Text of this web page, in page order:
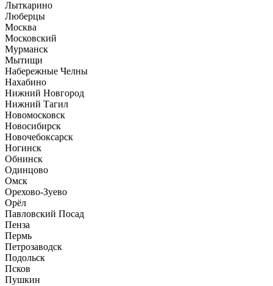
Лыткарино
Люберцы
Москва
Московский
Мурманск
Мытищи
Набережные Челны
Нахабино
Нижний Новгород
Нижний Тагил
Новомосковск
Новосибирск
Новочебоксарск
Ногинск
Обнинск
Одинцово
Омск
Орехово-Зуево
Орёл
Павловский Посад
Пенза
Пермь
Петрозаводск
Подольск
Псков
Пушкин